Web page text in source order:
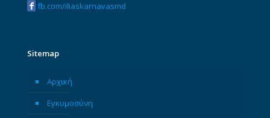
fb.com/iliaskarnavasmd
Sitemap
Αρχική
Εγκυμοσύνη